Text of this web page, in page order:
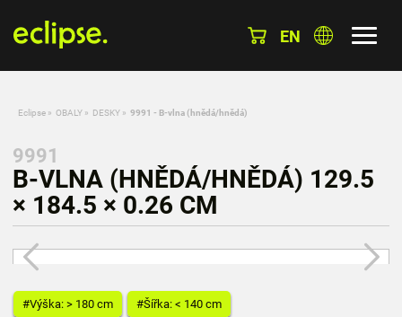
EN
Eclipse » OBALY » DESKY » 9991 - B-vlna (hnědá/hnědá)
9991
B-VLNA (HNĚDÁ/HNĚDÁ) 129.5
× 184.5 × 0.26 CM
#Výška: > 180 cm #Šířka: < 140 cm